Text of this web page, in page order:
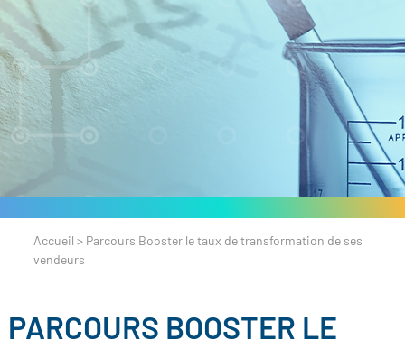
Accueil > Parcours Booster le taux de transformation de ses
vendeurs
PARCOURS BOOSTER LE